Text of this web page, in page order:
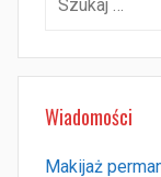
Wiadomości
Makijaż